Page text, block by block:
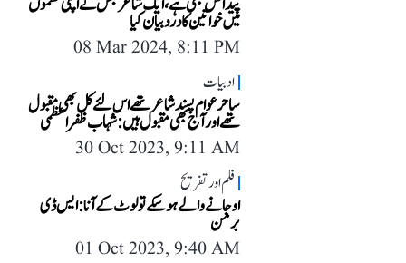
میں خواتین کا درد بیان کیا
08 Mar 2024, 8:11 PM
ادبیات
ساحر عوام پسند شاعر تھے اس لئے کل بھی مقبول
تھے اور آج بھی مقبول ہیں: شہاب ظفر اعظمی
30 Oct 2023, 9:11 AM
فلم اور تفریح
او جانے والے ہوسکے تو لوٹ کے آنا:ایس ڈی
برمن
01 Oct 2023, 9:40 AM